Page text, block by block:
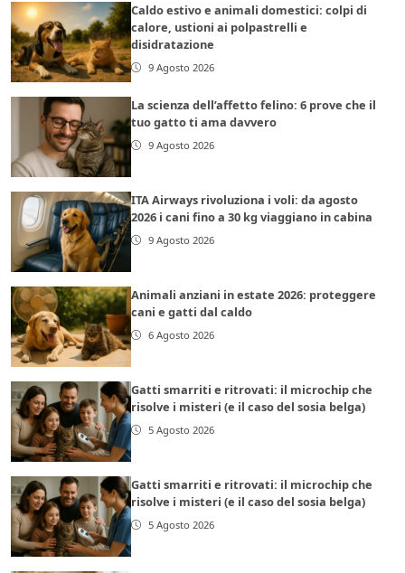
Caldo estivo e animali domestici: colpi di
calore, ustioni ai polpastrelli e
disidratazione
9 Agosto 2026
La scienza dell’affetto felino: 6 prove che il
tuo gatto ti ama davvero
9 Agosto 2026
ITA Airways rivoluziona i voli: da agosto
2026 i cani fino a 30 kg viaggiano in cabina
9 Agosto 2026
Animali anziani in estate 2026: proteggere
cani e gatti dal caldo
6 Agosto 2026
Gatti smarriti e ritrovati: il microchip che
risolve i misteri (e il caso del sosia belga)
5 Agosto 2026
Gatti smarriti e ritrovati: il microchip che
risolve i misteri (e il caso del sosia belga)
5 Agosto 2026